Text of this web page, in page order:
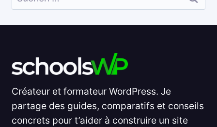
nach:
Créateur et formateur WordPress. Je
partage des guides, comparatifs et conseils
concrets pour t’aider à construire un site